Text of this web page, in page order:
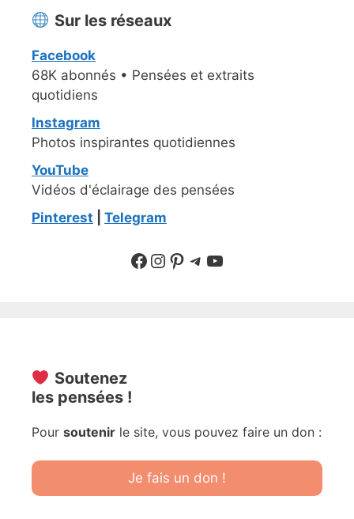
Sur les réseaux
Facebook
68K abonnés • Pensées et extraits
quotidiens
Instagram
Photos inspirantes quotidiennes
YouTube
Vidéos d'éclairage des pensées
Pinterest
Telegram
Suivre sur Facebook
Suivre sur Instagram
Pinterest
Sur Telegram
YouTube
Soutenez
les pensées !
Pour soutenir le site, vous pouvez faire un don :
Je fais un don !